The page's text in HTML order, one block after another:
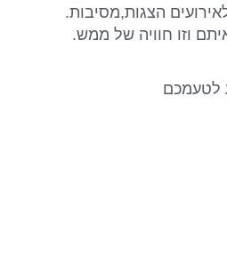
הצגות,מסיבות.
וזו חוויה של ממש.
לטעמכם